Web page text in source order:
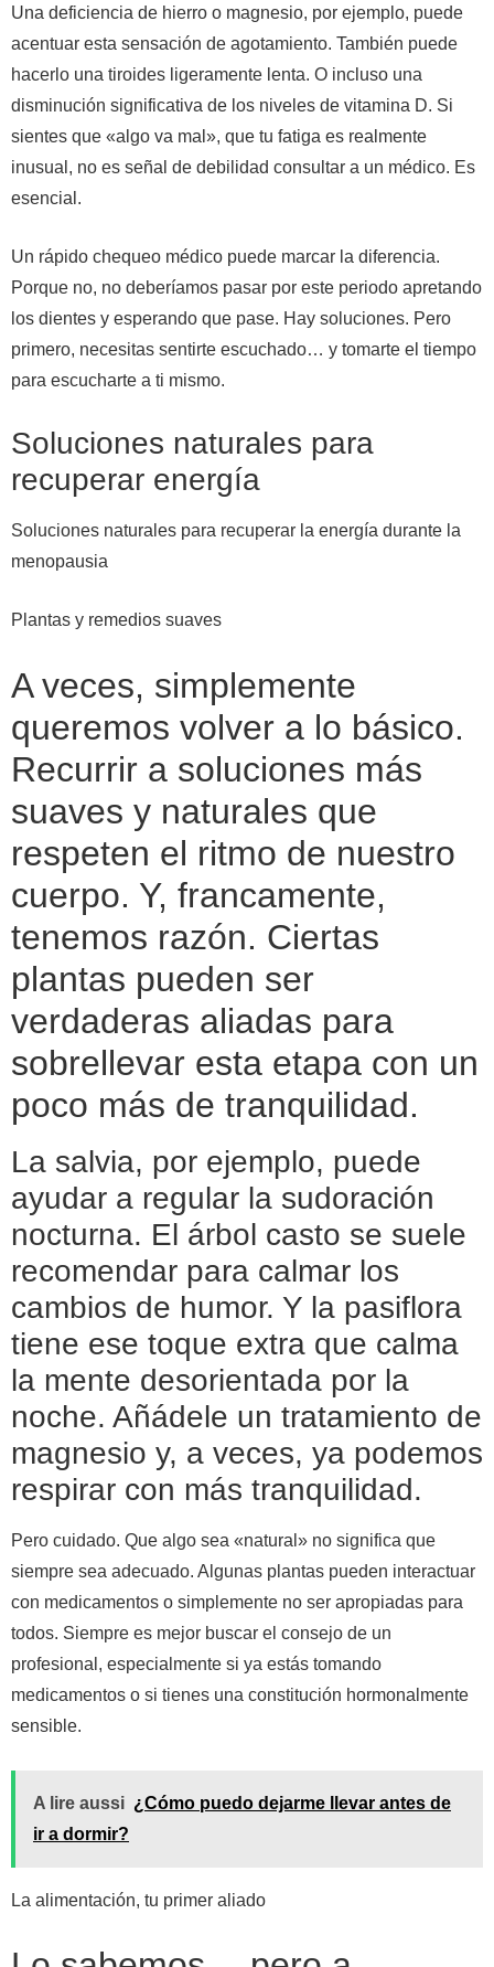
Una deficiencia de hierro o magnesio, por ejemplo, puede
acentuar esta sensación de agotamiento. También puede
hacerlo una tiroides ligeramente lenta. O incluso una
disminución significativa de los niveles de vitamina D. Si
sientes que «algo va mal», que tu fatiga es realmente
inusual, no es señal de debilidad consultar a un médico. Es
esencial.
Un rápido chequeo médico puede marcar la diferencia.
Porque no, no deberíamos pasar por este periodo apretando
los dientes y esperando que pase. Hay soluciones. Pero
primero, necesitas sentirte escuchado… y tomarte el tiempo
para escucharte a ti mismo.
Soluciones naturales para
recuperar energía
Soluciones naturales para recuperar la energía durante la
menopausia
Plantas y remedios suaves
A veces, simplemente
queremos volver a lo básico.
Recurrir a soluciones más
suaves y naturales que
respeten el ritmo de nuestro
cuerpo. Y, francamente,
tenemos razón. Ciertas
plantas pueden ser
verdaderas aliadas para
sobrellevar esta etapa con un
poco más de tranquilidad.
La salvia, por ejemplo, puede
ayudar a regular la sudoración
nocturna. El árbol casto se suele
recomendar para calmar los
cambios de humor. Y la pasiflora
tiene ese toque extra que calma
la mente desorientada por la
noche. Añádele un tratamiento de
magnesio y, a veces, ya podemos
respirar con más tranquilidad.
Pero cuidado. Que algo sea «natural» no significa que
siempre sea adecuado. Algunas plantas pueden interactuar
con medicamentos o simplemente no ser apropiadas para
todos. Siempre es mejor buscar el consejo de un
profesional, especialmente si ya estás tomando
medicamentos o si tienes una constitución hormonalmente
sensible.
A lire aussi ¿Cómo puedo dejarme llevar antes de
ir a dormir?
La alimentación, tu primer aliado